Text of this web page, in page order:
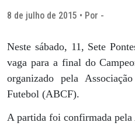
8 de julho de 2015 • Por -
Neste sábado, 11, Sete
vaga para a final do
organizado pela
Futebol (ABCF).
A partida foi confirmada pela